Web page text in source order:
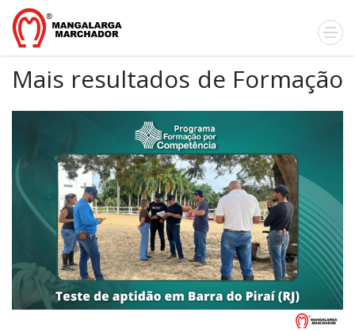
Mais resultados de Formação
por Competência